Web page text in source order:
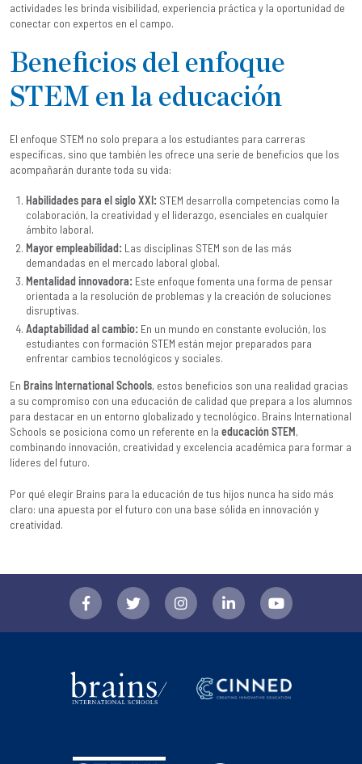
actividades les brinda visibilidad, experiencia práctica y la oportunidad de
conectar con expertos en el campo.
Beneficios del enfoque
STEM en la educación
El enfoque STEM no solo prepara a los estudiantes para carreras
específicas, sino que también les ofrece una serie de beneficios que los
acompañarán durante toda su vida:
Habilidades para el siglo XXI: STEM desarrolla competencias como la
colaboración, la creatividad y el liderazgo, esenciales en cualquier
ámbito laboral.
Mayor empleabilidad: Las disciplinas STEM son de las más
demandadas en el mercado laboral global.
Mentalidad innovadora: Este enfoque fomenta una forma de pensar
orientada a la resolución de problemas y la creación de soluciones
disruptivas.
Adaptabilidad al cambio: En un mundo en constante evolución, los
estudiantes con formación STEM están mejor preparados para
enfrentar cambios tecnológicos y sociales.
En Brains International Schools, estos beneficios son una realidad gracias
a su compromiso con una educación de calidad que prepara a los alumnos
para destacar en un entorno globalizado y tecnológico. Brains International
Schools se posiciona como un referente en la educación STEM,
combinando innovación, creatividad y excelencia académica para formar a
líderes del futuro.
Por qué elegir Brains para la educación de tus hijos nunca ha sido más
claro: una apuesta por el futuro con una base sólida en innovación y
creatividad.